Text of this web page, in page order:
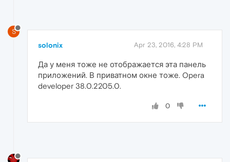
S
solonix Apr 23, 2016, 4:28 PM
Да у меня тоже не отображается эта панель
приложений. В приватном окне тоже. Opera
developer 38.0.2205.0.
0